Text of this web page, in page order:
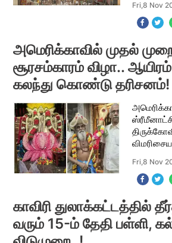
Fri,8 Nov
அமெரிக்காவில் முதல்
சூரசம்காரம் விழா..
கலந்து கொண்டு தரிசனம்!
Fri,8 Nov
காவிரி துலாக்கட்டத்தில்
வரும் 15-ம் தேதி பள்ளி,